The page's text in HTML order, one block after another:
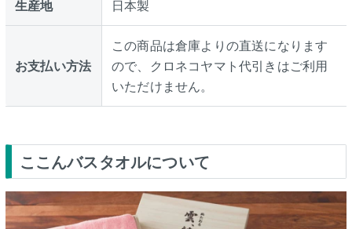
生産地 日本製
お支払い方法
この商品は倉庫よりの直送になります
ので、クロネコヤマト代引きはご利用
いただけません。
ここんバスタオルについて